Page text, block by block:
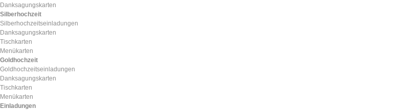
Danksagungskarten
Silberhochzeit
Silberhochzeitseinladungen
Danksagungskarten
Tischkarten
Menükarten
Goldhochzeit
Goldhochzeitseinladungen
Danksagungskarten
Tischkarten
Menükarten
Einladungen